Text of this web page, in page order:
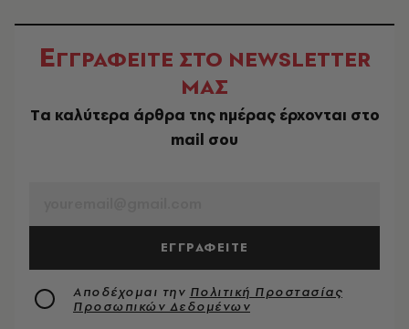
ΕΓΓΡΑΦΕΙΤΕ ΣΤΟ NEWSLETTER
ΜΑΣ
Tα καλύτερα άρθρα της ημέρας έρχονται στο
mail σου
ΕΓΓΡΑΦΕΙΤΕ
Αποδέχομαι την Πολιτική Προστασίας
Προσωπικών Δεδομένων